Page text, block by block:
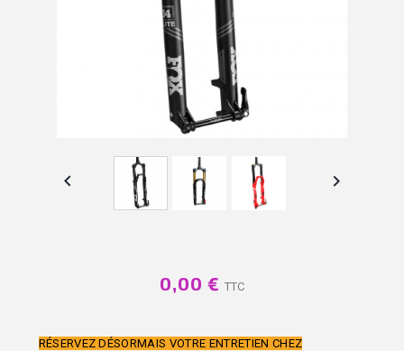
 
0,00 € TTC
RÉSERVEZ DÉSORMAIS VOTRE ENTRETIEN CHEZ